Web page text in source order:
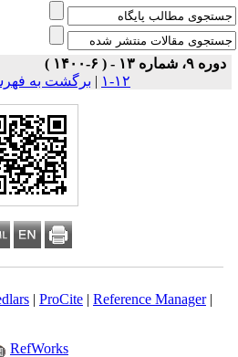
دوره ۹، شماره ۱۳ - ( ۶-۱۴۰۰ )
۱۲-۱
| برگشت به
|ProCite|Reference Manager
RefWorks